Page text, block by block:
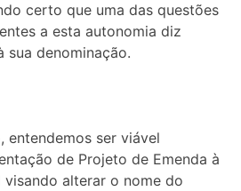
certo que uma das questões
a esta autonomia diz
sua denominação.
entendemos ser viável
de Projeto de Emenda à
alterar o nome do